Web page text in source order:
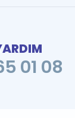
01 08